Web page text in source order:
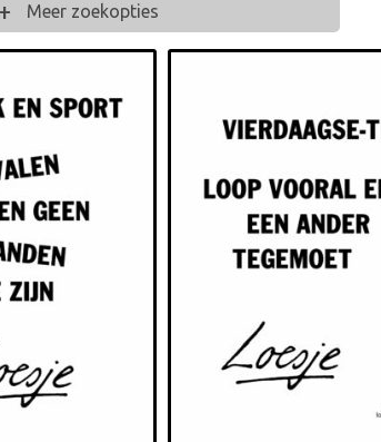
Meer zoekopties